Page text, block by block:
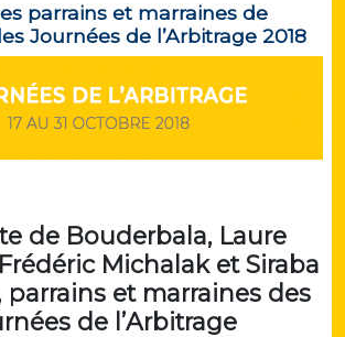
parrains et marraines de
Journées de l’Arbitrage 2018
de Bouderbala, Laure
Michalak et Siraba
parrains et marraines des
de l’Arbitrage